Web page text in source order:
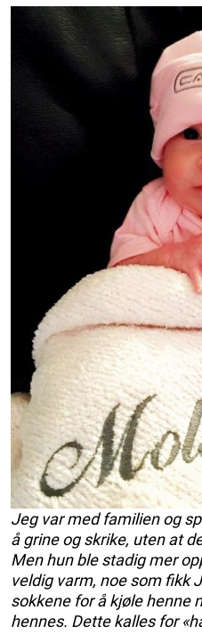
Jeg var med familien og
å grine og skrike, uten at
Men hun ble stadig mer
veldig varm, noe som fikk
sokkene for å kjøle henne
hennes. Dette kalles for